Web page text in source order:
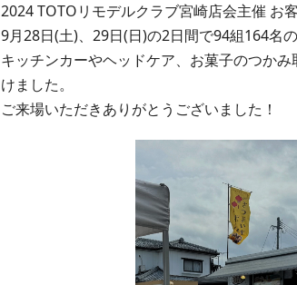
2024 TOTOリモデルクラブ宮崎店会主催 お
9月28日(土)、29日(日)の2日間で94組164名
キッチンカーやヘッドケア、お菓子のつか
けました。
ご来場いただきありがとうございました！